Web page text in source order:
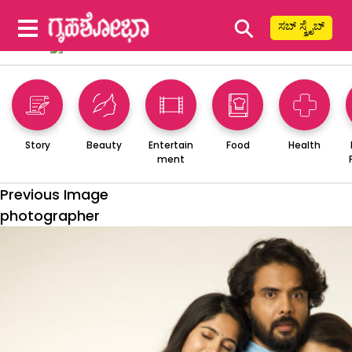
⚲ ಸಬ್ ಸ್ಕ್ರೈಬ್
Story Beauty
Entertain
ment
Food Health
Previous Image
photographer